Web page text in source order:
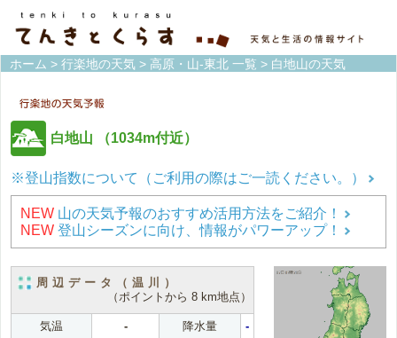
ホーム > 行楽地の天気 > 高原・山-東北 一覧 > 白地山の天気
白地山 （1034m付近）
※登山指数について（ご利用の際はご一読ください。）
NEW 山の天気予報のおすすめ活用方法をご紹介！
NEW 登山シーズンに向け、情報がパワーアップ！
周辺データ（温川）
（ポイントから 8 km地点）
気温 - 降水量
-